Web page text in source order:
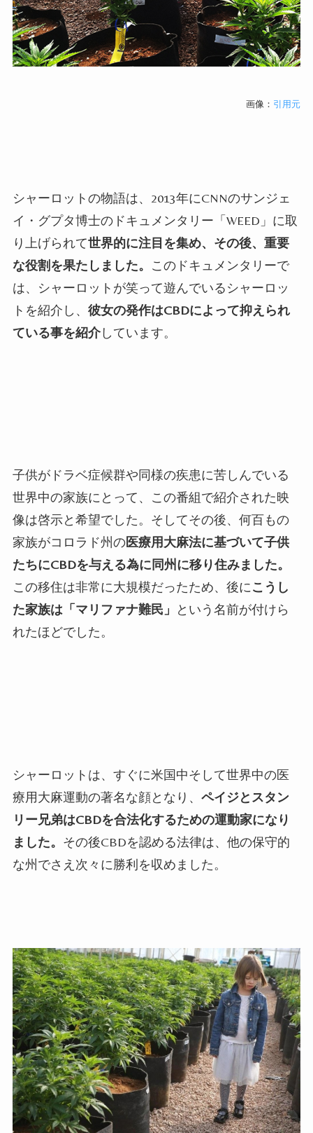
画像： 引用元
シャーロットの物語は、 2013年にCNNのサンジェ
イ・グプタ博士のドキュメンタリー「WEED」に取
り上げられて世界的に注目を集め、その後、重要
な役割を果たしました。 このドキュメンタリーで
は、シャーロットが笑って遊んでいるシャーロッ
トを紹介し、 彼女の発作はCBDによって抑えられ
ている事を紹介しています。
子供がドラベ症候群や同様の疾患に苦しんでいる
世界中の家族にとって、この番組で紹介された映
像は啓示と希望でした。そしてその後、何百もの
家族がコロラド州の医療用大麻法に基づいて子供
たちにCBDを与える為に同州に移り住みました。
この移住は非常に大規模だったため、後にこうし
た家族は「マリファナ難民」
という名前が付けら
れたほどでした。
シャーロットは、すぐに米国中そして世界中の医
療用大麻運動の著名な顔となり、 ペイジとスタン
リー兄弟はCBDを合法化するための運動家になり
ました。 その後CBDを認める法律は、他の保守的
な州でさえ次々に勝利を収めました。